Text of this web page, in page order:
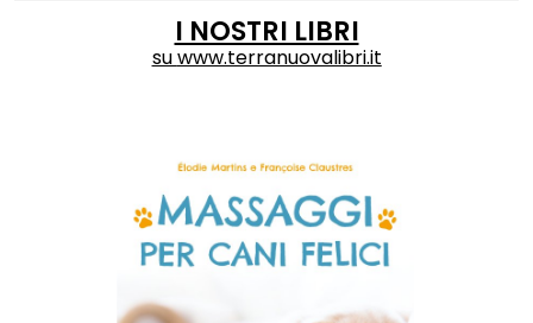
I NOSTRI LIBRI
suwww.terranuovalibri.it